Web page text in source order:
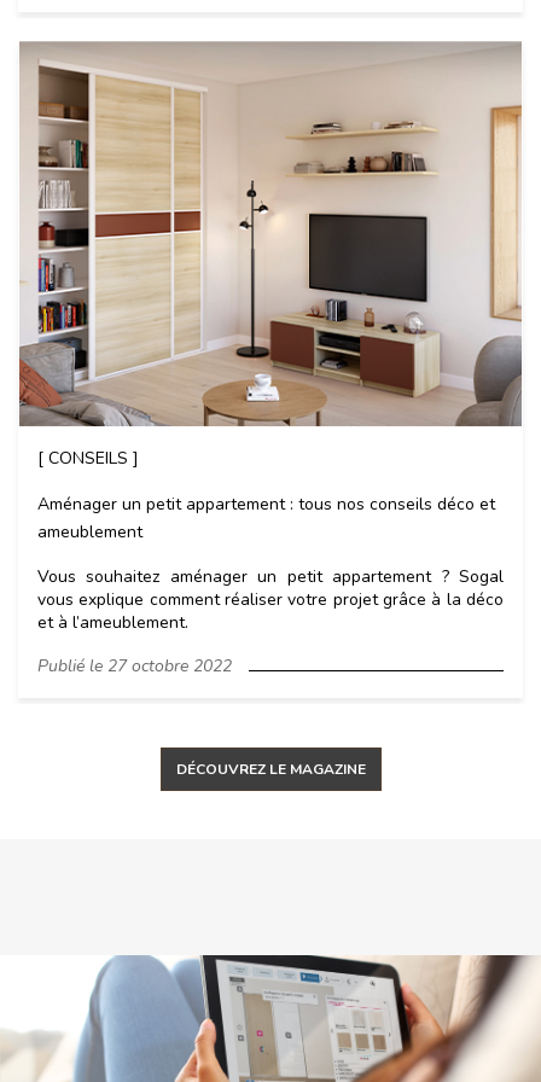
[ CONSEILS ]
Aménager un petit appartement : tous nos conseils déco et
ameublement
Vous souhaitez aménager un petit appartement ? Sogal
vous explique comment réaliser votre projet grâce à la déco
et à l’ameublement.
Publié le 27 octobre 2022
DÉCOUVREZ LE MAGAZINE